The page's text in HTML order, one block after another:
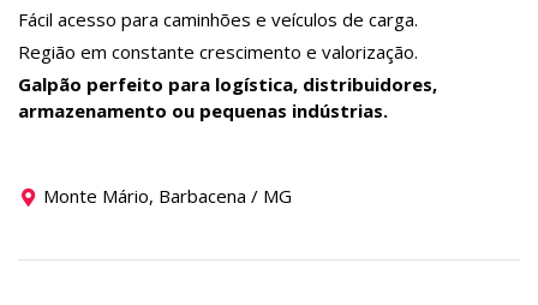
Fácil acesso para caminhões e veículos de carga.
Região em constante crescimento e valorização.
Galpão perfeito para logística, distribuidores,
armazenamento ou pequenas indústrias.
Monte Mário, Barbacena / MG